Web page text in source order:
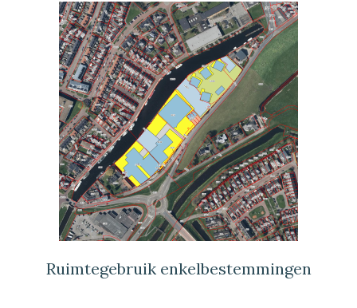
Ruimtegebruik enkelbestemmingen